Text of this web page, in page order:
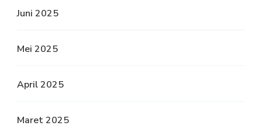
Juni 2025
Mei 2025
April 2025
Maret 2025